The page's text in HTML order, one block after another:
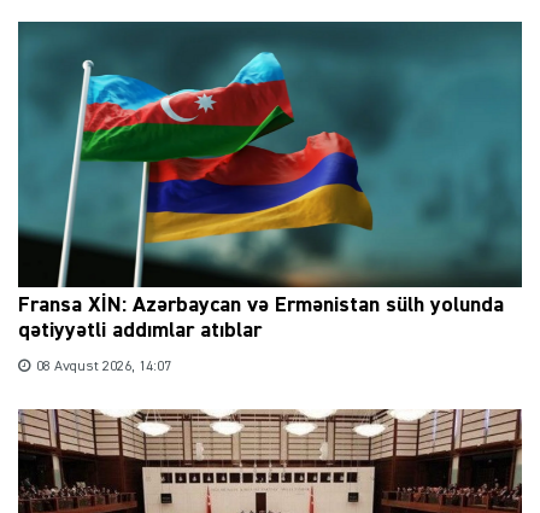
Fransa XİN: Azərbaycan və Ermənistan sülh yolunda
qətiyyətli addımlar atıblar
08 Avqust 2026, 14:07